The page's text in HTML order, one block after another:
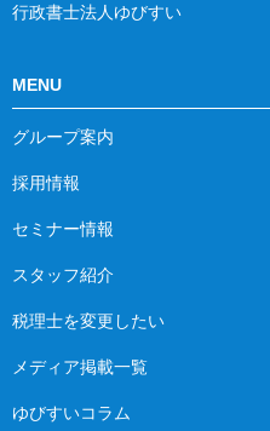
行政書士法人ゆびすい
MENU
グループ案内
採用情報
セミナー情報
スタッフ紹介
税理士を変更したい
メディア掲載一覧
ゆびすいコラム